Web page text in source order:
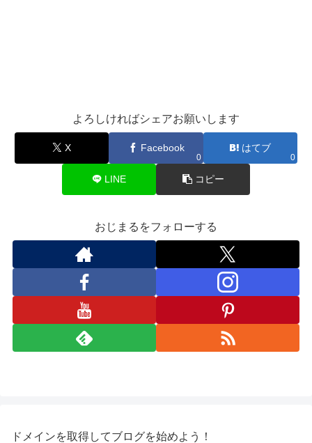
よろしければシェアお願いします
X Facebook
0
はてブ
0
LINE コピー
おじまるをフォローする
ドメインを取得してブログを始めよう！